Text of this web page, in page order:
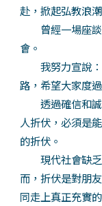
赴，掀起弘教浪潮
曾經一場座談
會。
我努力宣說：
路，希望大家度
透過確信和誠
人折伏，必須是
的折伏。
現代社會缺乏
而，折伏是對朋
同走上真正充實